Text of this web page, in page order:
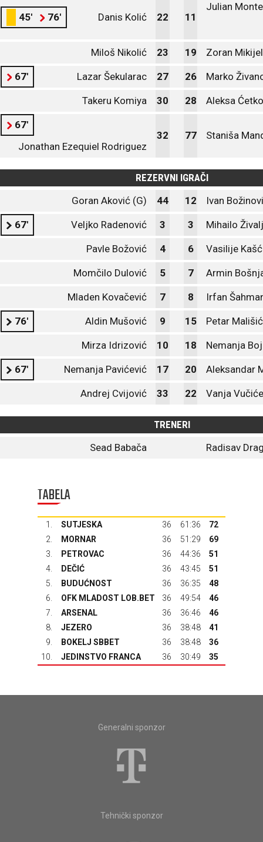
45' 76' Danis Kolić 22 11
Julian
Miloš Nikolić 23 19 Zoran
67' Lazar Šekularac 27 26 Marko
Takeru Komiya 30 28 Aleksa
67'
Jonathan Ezequiel Rodriguez
32 77 Staniša
REZERVNI IGRAČI
Goran Aković (G)
44 12 Ivan
67' Veljko Radenović 3 3 Mihailo
Pavle Božović 4 6 Vasilije
Momčilo Dulović 5 7 Armin
Mladen Kovačević 7 8 Irfan
76' Aldin Mušović 9 15 Petar Mališić
Mirza Idrizović 10 18 Nemanja
67' Nemanja Pavićević 17 20 Aleksandar
Andrej Cvijović 33 22 Vanja
TRENERI
Sead Babača
Radisav
TABELA
1. SUTJESKA 36 61:36
72
2.
MORNAR 36 51:29
69
3.
PETROVAC 36 44:36
51
4.
DEČIĆ 36 43:45
51
5.
BUDUĆNOST 36 36:35
48
6.
OFK MLADOST LOB.BET 36 49:54
46
7.
ARSENAL 36 36:46
46
8.
JEZERO 36 38:48
41
9.
BOKELJ SBBET 36 38:48
36
10.
JEDINSTVO FRANCA 36 30:49 35
Generalni sponzor
Tehnički sponzor